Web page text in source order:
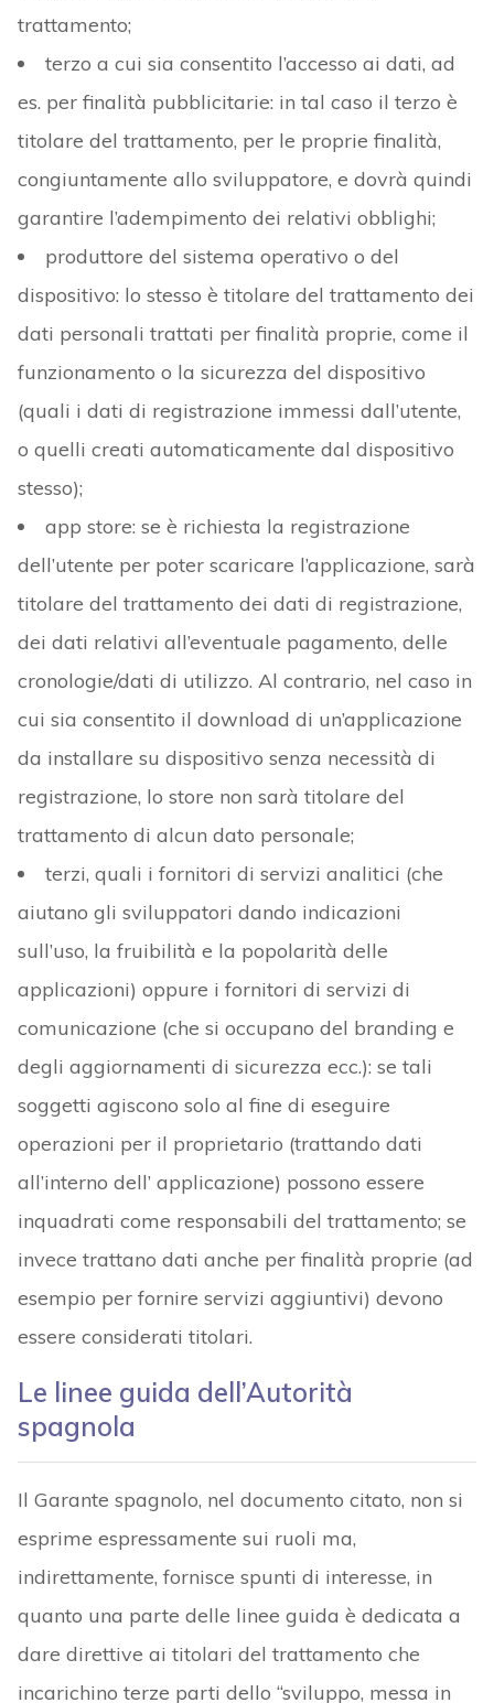
trattamento;
terzo a cui sia consentito l’accesso ai dati, ad
es. per finalità pubblicitarie: in tal caso il terzo è
titolare del trattamento, per le proprie finalità,
congiuntamente allo sviluppatore, e dovrà quindi
garantire l’adempimento dei relativi obblighi;
produttore del sistema operativo o del
dispositivo: lo stesso è titolare del trattamento dei
dati personali trattati per finalità proprie, come il
funzionamento o la sicurezza del dispositivo
(quali i dati di registrazione immessi dall’utente,
o quelli creati automaticamente dal dispositivo
stesso);
app store: se è richiesta la registrazione
dell’utente per poter scaricare l’applicazione, sarà
titolare del trattamento dei dati di registrazione,
dei dati relativi all’eventuale pagamento, delle
cronologie/dati di utilizzo. Al contrario, nel caso in
cui sia consentito il download di un’applicazione
da installare su dispositivo senza necessità di
registrazione, lo store non sarà titolare del
trattamento di alcun dato personale;
terzi, quali i fornitori di servizi analitici (che
aiutano gli sviluppatori dando indicazioni
sull’uso, la fruibilità e la popolarità delle
applicazioni) oppure i fornitori di servizi di
comunicazione (che si occupano del branding e
degli aggiornamenti di sicurezza ecc.): se tali
soggetti agiscono solo al fine di eseguire
operazioni per il proprietario (trattando dati
all’interno dell’ applicazione) possono essere
inquadrati come responsabili del trattamento; se
invece trattano dati anche per finalità proprie (ad
esempio per fornire servizi aggiuntivi) devono
essere considerati titolari.
Le linee guida dell’Autorità
spagnola
Il Garante spagnolo, nel documento citato, non si
esprime espressamente sui ruoli ma,
indirettamente, fornisce spunti di interesse, in
quanto una parte delle linee guida è dedicata a
dare direttive ai titolari del trattamento che
incarichino terze parti dello “sviluppo, messa in